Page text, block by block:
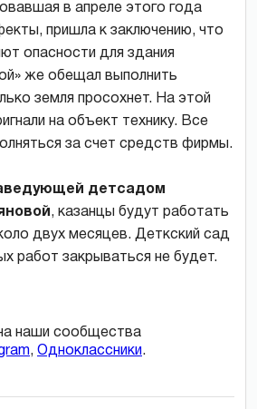
в апреле этого года
пришла к заключению, что
опасности для здания
же обещал выполнить
земля просохнет. На этой
на объект технику. Все
за счет средств фирмы.
детсадом
, казанцы будут работать
двух месяцев. Деткский сад
работ закрываться не будет.
наши сообщества
, Одноклассники.